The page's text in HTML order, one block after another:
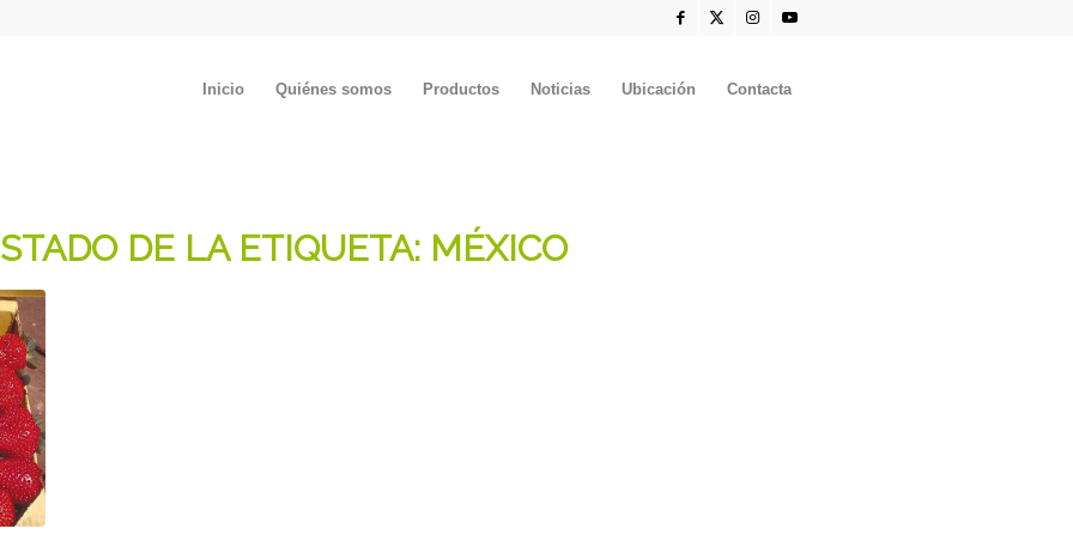
Inicio Quiénes somos Productos Noticias Ubicación Contacta
DE LA ETIQUETA: MÉXICO